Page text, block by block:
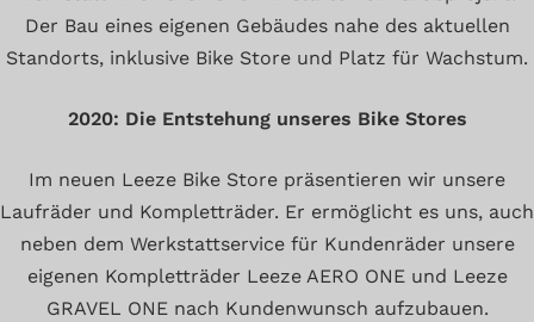
Der Bau eines eigenen Gebäudes nahe des aktuellen
Standorts, inklusive Bike Store und Platz für Wachstum.
2020: Die Entstehung unseres Bike Stores
Im neuen Leeze Bike Store präsentieren wir unsere
Laufräder und Kompletträder. Er ermöglicht es uns, auch
neben dem Werkstattservice für Kundenräder unsere
eigenen Kompletträder Leeze AERO ONE und Leeze
GRAVEL ONE nach Kundenwunsch aufzubauen.